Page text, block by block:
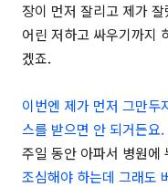
장이 먼저 잘리고 제가
어린 저하고 싸우기까지
겠죠.
이번엔 제가 먼저 그만두
스를 받으면 안 되거든요.
주일 동안 아파서 병원에
조심해야 하는데 그래도